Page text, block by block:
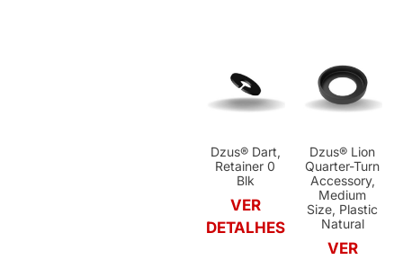
Dzus® Dart,
Retainer 0
Blk
VER
DETALHES
Dzus® Lion
Quarter-Turn
Accessory,
Medium
Size, Plastic
Natural
VER